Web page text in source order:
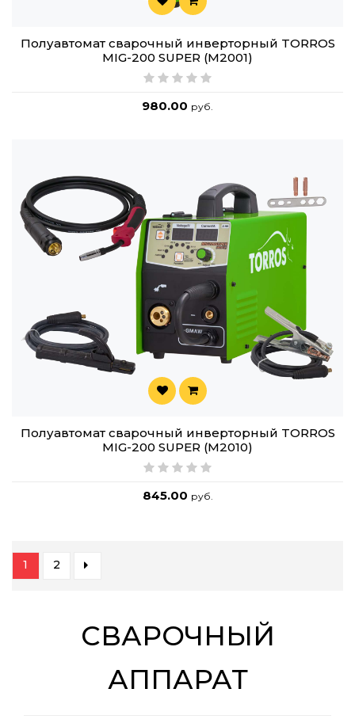
Полуавтомат сварочный инверторный TORROS
MIG-200 SUPER (M2001)
980.00 руб.
Полуавтомат сварочный инверторный TORROS
MIG-200 SUPER (M2010)
845.00 руб.
1 2
СВАРОЧНЫЙ
АППАРАТ